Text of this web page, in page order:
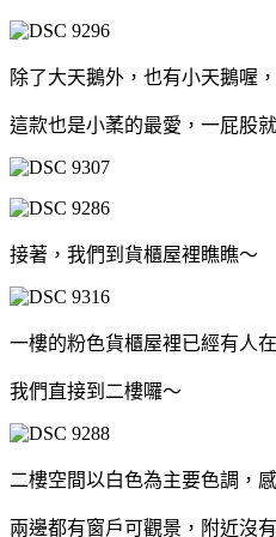
除了大天鵝外，也有小天鵝喔
這款也是小葇的最愛，一屁股
接著，我們到貨櫃屋裡瞧瞧～
一樓的粉色貨櫃屋裡已經有人
我們直接到二樓囉～
二樓空間以白色為主要色調，
兩邊都有窗戶可觀景，附近沒